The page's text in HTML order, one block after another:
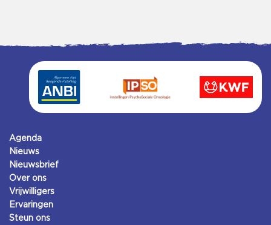
Agenda
Nieuws
Nieuwsbrief
Over ons
Vrijwilligers
Ervaringen
Steun ons